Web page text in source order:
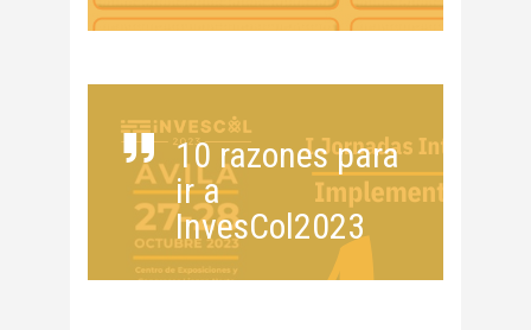
10 razones para
ir a
InvesCol2023